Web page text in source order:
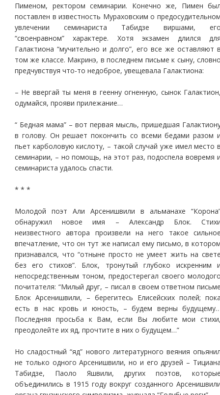
Пименом, ректором семинарии. Конечно же, Пимен
поставлен в известность Мураховским о
увлечении семинариста Табидзе виршами,
“своенравном” характере. Хотя экзамен длился
Галактиона “мучительно и долго”, его все же оставляют
том же классе. Макринэ, в последнем письме к сыну,
предчувствуя что-то недоброе, увещевала Галактиона:
– Не ввергай ты меня в геенну огненную, сынок
одумайся, прояви прилежание…
“ Бедная мама” – вот первая мысль, пришедшая
в голову. Он решает покончить со всеми бедами разом
пьет карболовую кислоту, – такой случай уже имел место
семинарии, – но помощь, на этот раз, подоспела вовремя
семинариста удалось спасти.
* * *
Молодой поэт Али Арсенишвили в альманахе
обнаружил новое имя – Александр Блок.
неизвестного автора произвели на него такое
впечатление, что он тут же написал ему письмо, в
признавался, что “отныне просто не умеет жить на
без его стихов”. Блок, тронутый глубоко искренним
непосредственным тоном, предостерегал своего
почитателя: “Милый друг, – писал в своем ответном
Блок Арсенишвили, – берегитесь Елисейских полей;
есть в нас кровь и юность, – будем верны
Последняя просьба к Вам, если Вы любите мои
преодолейте их яд, прочтите в них о будущем…”
Но сладостный “яд” нового литературного веяния
не только одного Арсенишвили, но и его друзей –
Табидзе, Паоло Яшвили, других поэтов,
объединились в 1915 году вокруг созданного